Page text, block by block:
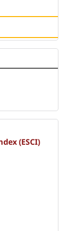
(ESCI)